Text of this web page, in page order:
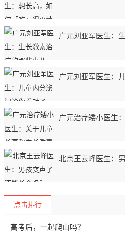
广元刘亚军医生：
广元刘亚军医生：
广元治疗矮小医生
北京王云峰医生：
点击排行
高考后，一起爬山吗？